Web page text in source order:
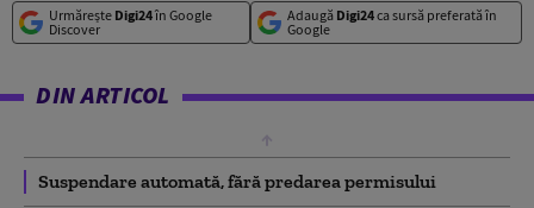
Urmărește Digi24în Google
Discover
Adaugă Digi24ca sursă preferată în
Google
DIN ARTICOL
Suspendare automată, fără predarea permisului